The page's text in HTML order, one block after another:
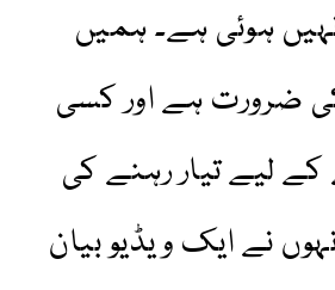
ہوئی ہے۔ ہمیں
ضرورت ہے اور کسی
لیے تیار رہنے کی
نے ایک ویڈیو بیان